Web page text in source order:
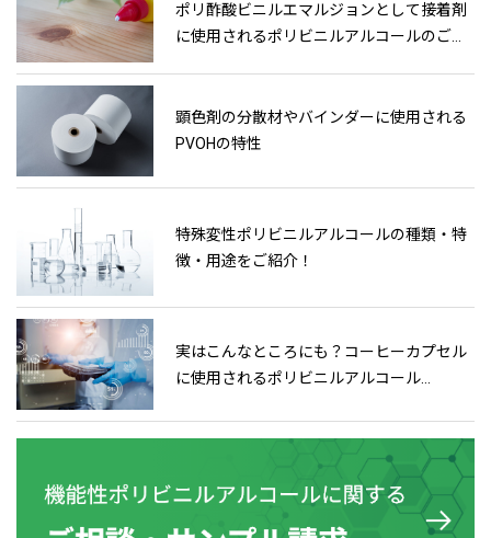
ポリ酢酸ビニルエマルジョンとして接着剤
に使用されるポリビニルアルコールのご紹
顕色剤の分散材やバインダーに使用される
PVOHの特性
特殊変性ポリビニルアルコールの種類・特
徴・用途をご紹介！
実はこんなところにも？コーヒーカプセル
に使用されるポリビニルアルコール